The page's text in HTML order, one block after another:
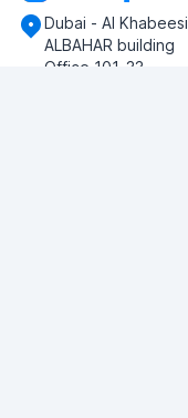
Dubai - Al Khabeesi
ALBAHAR building
Office 101-33